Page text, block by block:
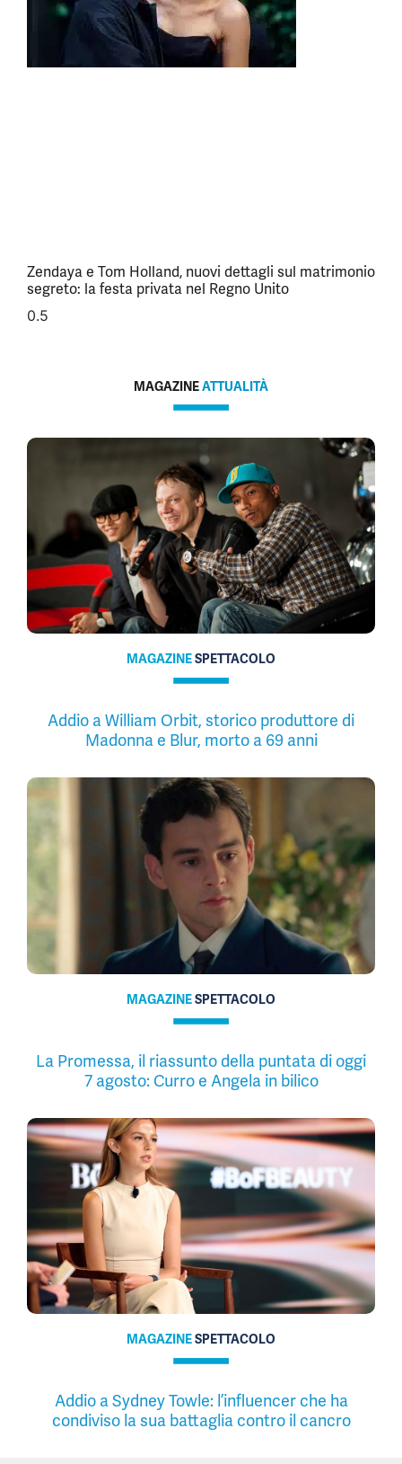
Zendaya e Tom Holland, nuovi dettagli sul matrimonio
segreto: la festa privata nel Regno Unito
MAGAZINEATTUALITÀ
MAGAZINESPETTACOLO
Addio a William Orbit, storico produttore di
Madonna e Blur, morto a 69 anni
MAGAZINESPETTACOLO
La Promessa, il riassunto della puntata di oggi
7 agosto: Curro e Angela in bilico
MAGAZINESPETTACOLO
Addio a Sydney Towle: l’influencer che ha
condiviso la sua battaglia contro il cancro